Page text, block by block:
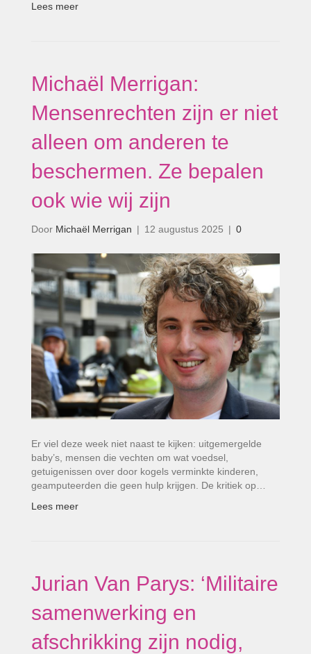
Lees meer
Michaël Merrigan:
Mensenrechten zijn er niet
alleen om anderen te
beschermen. Ze bepalen
ook wie wij zijn
Door Michaël Merrigan | 12 augustus 2025 | 0
Er viel deze week niet naast te kijken: uitgemergelde
baby’s, mensen die vechten om wat voedsel,
getuigenissen over door kogels verminkte kinderen,
geamputeerden die geen hulp krijgen. De kritiek op…
Lees meer
Jurian Van Parys: ‘Militaire
samenwerking en
afschrikking zijn nodig,